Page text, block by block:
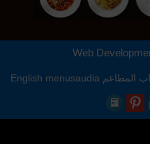
Web
المطاعم menusaudia
English